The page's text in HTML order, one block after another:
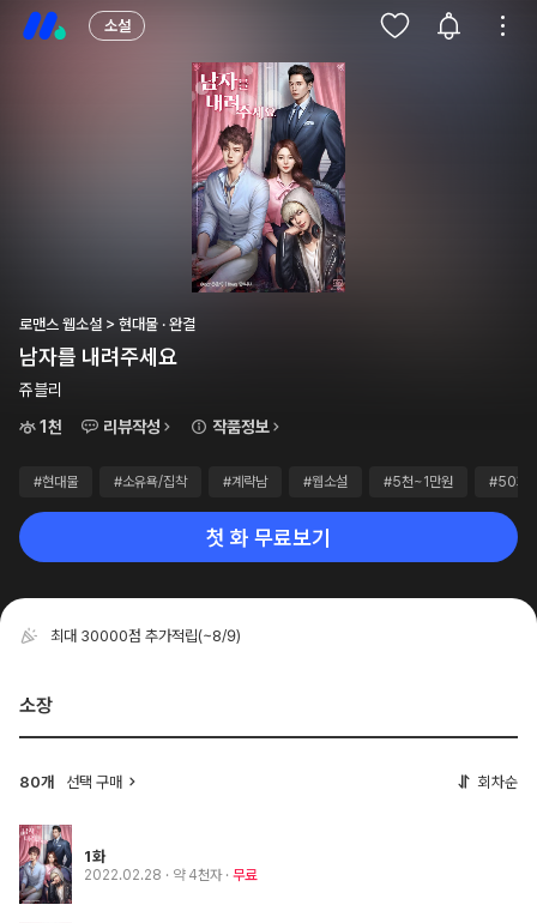
소설
로맨스 웹소설 > 현대물 · 완결
남자를 내려주세요
쥬블리
1천
리뷰작성 작품정보
#현대물 #소유욕/집착 #계략남 #웹소설 #5천~1만원 #50화
첫 화 무료보기
최대 30000점 추가적립(~8/9)
소장
80개 선택 구매 회차순
1화
2022.02.28 · 약 4천자 무료